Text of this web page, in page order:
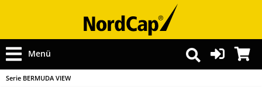
Menü
Serie BERMUDA VIEW